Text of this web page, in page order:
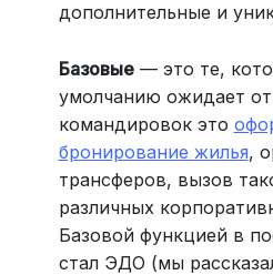
дополнительные и
Базовые— это те,
умолчанию ожидает от
командировок это
бронирование жилья,
трансферов, вызов
различных
Базовой функцией в
стал ЭДО (мы